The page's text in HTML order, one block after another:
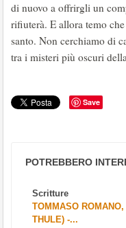
di nuovo a offrirgli un
rifiuterà. E allora temo
santo. Non cerchiamo di
tra i misteri più oscuri
Save
POTREBBERO
Scritture
TOMMASO
THULE) -...